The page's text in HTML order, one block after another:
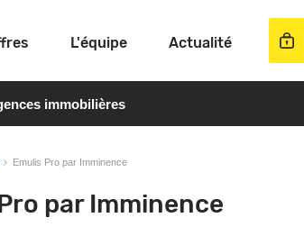
L'équipe Actualité
immobilières
Emulis Pro par Imminence
par Imminence